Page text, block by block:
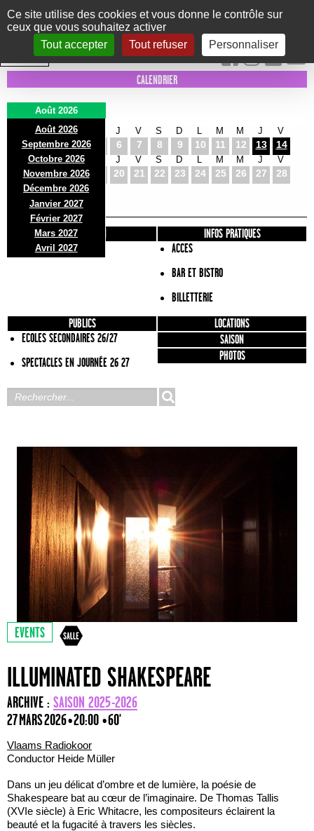
Panneau de gestion des cookies
Ce site utilise des cookies et vous donne le contrôle sur
ceux que vous souhaitez activer
Tout accepter
Tout refuser Personnaliser
Le Marni
CONCERTS DANSE/CIRQUE THÉÂTRE KIDS EXPOS EVENTS
INTRA MUROS
CALENDRIER
Août 2026
Août 2026
Septembre 2026
Octobre 2026
Novembre 2026
Décembre 2026
Janvier 2027
Février 2027
Mars 2027
Avril 2027
D
2
L
3
M
4
J
6
V
7
S
8
D
9 10
M
11
M
12
J
13
V
14
D
16
L
17
M
18
J
20
V
21
S
22
D
23 24
M
25
M
26
J
27
V
28
D
30
L
31
PRÉSENTATION
INFOS PRATIQUES
ACCES
BAR ET BISTRO
BILLETTERIE
PUBLICS
ECOLES SECONDAIRES 26/27
SPECTACLES EN JOURNÉE 26 27
LOCATIONS
SAISON
PHOTOS
EVENTS
ILLUMINATED SHAKESPEARE
ARCHIVE : SAISON 2025-2026
27 MARS 2026 • 20:00 • 60'
Vlaams Radiokoor
Conductor Heide Müller
Dans un jeu délicat d’ombre et de lumière, la poésie de
Shakespeare bat au cœur de l’imaginaire. De Thomas Tallis
(XVIe siècle) à Eric Whitacre, les compositeurs éclairent la
beauté et la fugacité à travers les siècles.